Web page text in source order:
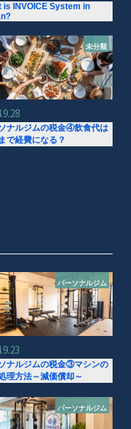
is INVOICE System in
未分類
ナルジムの税金④飲食代は
で経費になる？
パーソナルジム
ナルジムの税金③マシンの
理方法～減価償却～
パーソナルジム